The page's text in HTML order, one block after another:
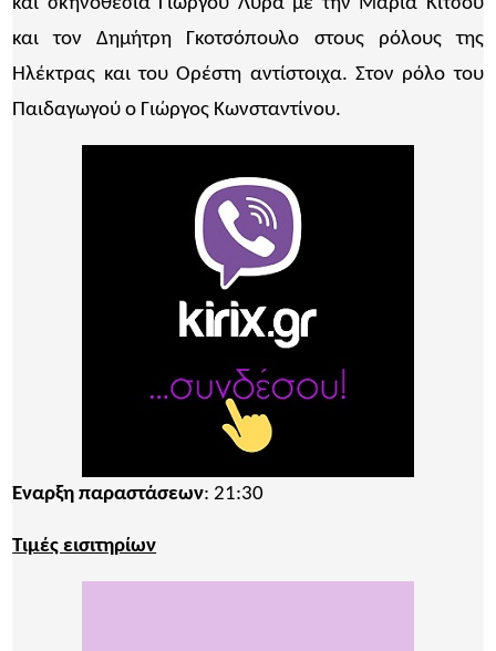
και τον Δημήτρη Γκοτσόπουλο στους ρόλους της
Ηλέκτρας και του Ορέστη αντίστοιχα. Στον ρόλο του
Παιδαγωγού ο Γιώργος Κωνσταντίνου.
Έναρξη παραστάσεων: 21:30
Τιμές εισιτηρίων